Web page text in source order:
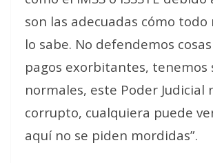
son las adecuadas cómo todo
lo sabe. No defendemos
pagos exorbitantes, tenemos
normales, este Poder Judicial
corrupto, cualquiera puede
aquí no se piden mordidas”.